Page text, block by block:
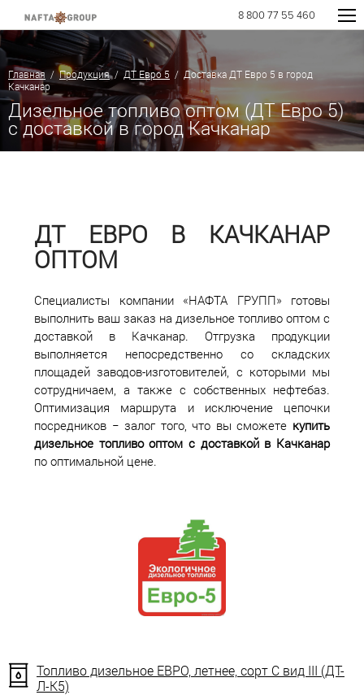
8 800 77 55 460
Главная /Продукция/ ДТ Евро 5 / Доставка ДТ Евро 5 в город
Качканар
Дизельное топливо оптом (ДТ Евро 5)
с доставкой в город Качканар
ДТ ЕВРО В КАЧКАНАР
ОПТОМ
Специалисты компании «НАФТА ГРУПП» готовы
выполнить ваш заказ на дизельное топливо оптом с
доставкой в Качканар. Отгрузка продукции
выполняется непосредственно со складских
площадей заводов-изготовителей, с которыми мы
сотрудничаем, а также с собственных нефтебаз.
Оптимизация маршрута и исключение цепочки
посредников − залог того, что вы сможете купить
дизельное топливо оптом с доставкой в Качканар
по оптимальной цене.
Топливо дизельное ЕВРО, летнее, сорт С вид III (ДТ-
Л-К5)